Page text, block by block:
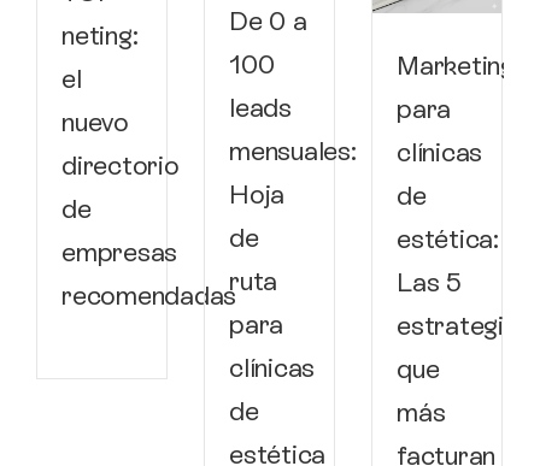
neting:
el
nuevo
directorio
de
empresas
recomendadas
De 0 a
100
leads
mensuales:
Hoja
de
ruta
para
clínicas
de
estética
Marketing
para
clínicas
de
estética:
Las 5
estrategias
que
más
facturan